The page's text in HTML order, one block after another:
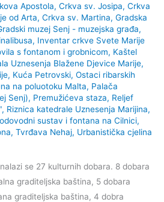
Apostola, Crkva sv. Josipa, Crkva
od Arta, Crkva sv. Martina, Gradska
muzej Senj - muzejska građa,
, Inventar crkve Svete Marije
s fontanom i grobnicom, Kaštel
Uznesenja Blažene Djevice Marije,
, Kuća Petrovski, Ostaci ribarskih
na poluotoku Malta, Palača
Senj), Premužićeva staza, Reljef
, Riznica katedrale Uznesenja Marijina,
sustav i fontana na Cilnici,
, Tvrđava Nehaj, Urbanistička cjelina
se 27 kulturnih dobara. 8 dobara
graditeljska baština, 5 dobara
graditeljska baština, 4 dobra